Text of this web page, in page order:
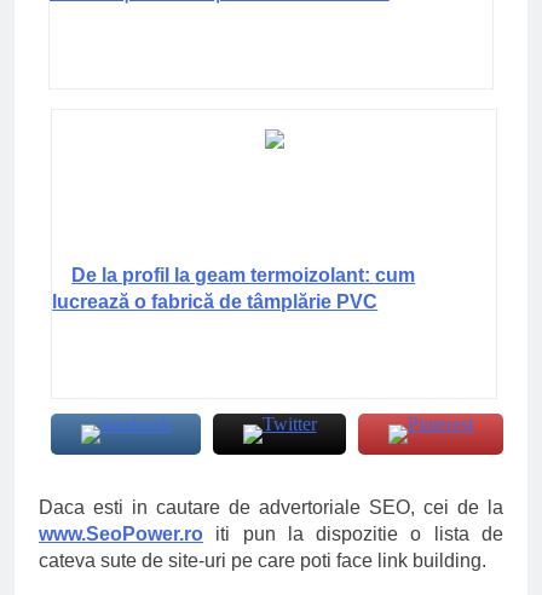
De la profil la geam termoizolant: cum
lucrează o fabrică de tâmplărie PVC
Daca esti in cautare de advertoriale SEO, cei de la
www.SeoPower.ro iti pun la dispozitie o lista de
cateva sute de site-uri pe care poti face link building.